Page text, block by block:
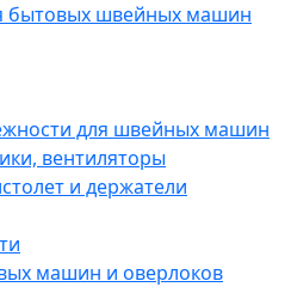
бытовых швейных машин
для швейных машин
вентиляторы
и держатели
машин и оверлоков